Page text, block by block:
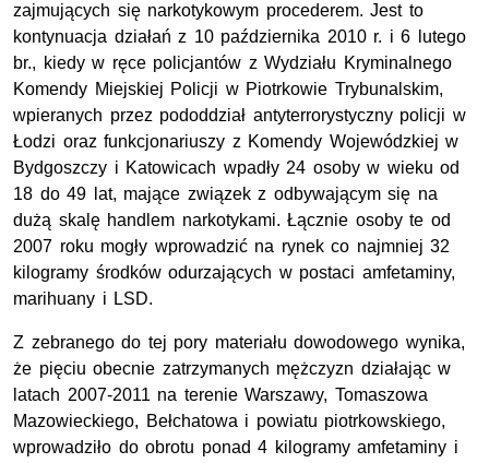
zajmujących się narkotykowym procederem. Jest to
kontynuacja działań z 10 października 2010 r. i 6 lutego
br., kiedy w ręce policjantów z Wydziału Kryminalnego
Komendy Miejskiej Policji w Piotrkowie Trybunalskim,
wpieranych przez pododdział antyterrorystyczny policji w
Łodzi oraz funkcjonariuszy z Komendy Wojewódzkiej w
Bydgoszczy i Katowicach wpadły 24 osoby w wieku od
18 do 49 lat, mające związek z odbywającym się na
dużą skalę handlem narkotykami. Łącznie osoby te od
2007 roku mogły wprowadzić na rynek co najmniej 32
kilogramy środków odurzających w postaci amfetaminy,
marihuany i LSD.
Z zebranego do tej pory materiału dowodowego wynika,
że pięciu obecnie zatrzymanych mężczyzn działając w
latach 2007-2011 na terenie Warszawy, Tomaszowa
Mazowieckiego, Bełchatowa i powiatu piotrkowskiego,
wprowadziło do obrotu ponad 4 kilogramy amfetaminy i